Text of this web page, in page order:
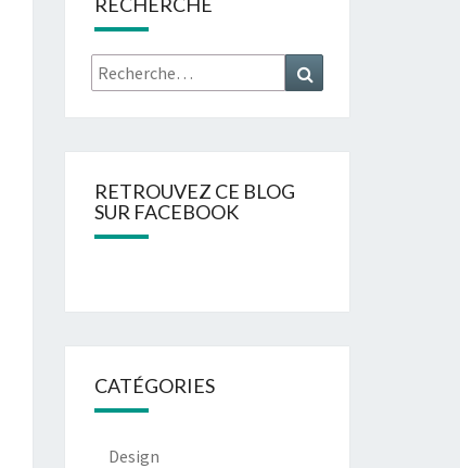
Rechercher :
RETROUVEZ CE BLOG
SUR FACEBOOK
CATÉGORIES
Design